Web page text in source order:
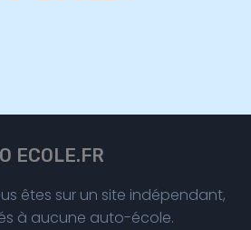
ECOLE.FR
êtes sur un site indépendant,
à aucune auto-école.